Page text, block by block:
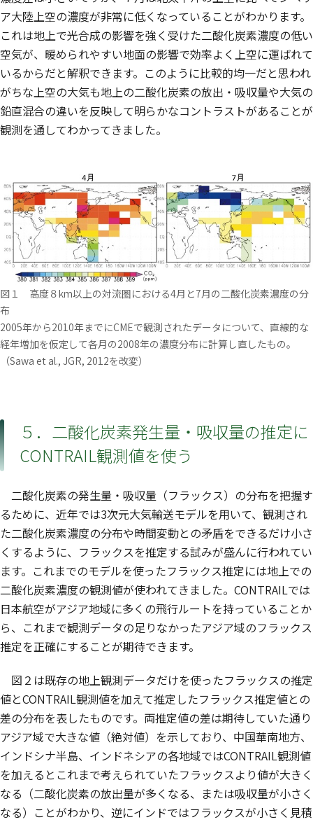
ア大陸上空の濃度が非常に低くなっていることがわかります。
これは地上で光合成の影響を強く受けた二酸化炭素濃度の低い
空気が、暖められやすい地面の影響で効率よく上空に運ばれて
いるからだと解釈できます。このように比較的均一だと思われ
がちな上空の大気も地上の二酸化炭素の放出・吸収量や大気の
鉛直混合の違いを反映して明らかなコントラストがあることが
観測を通してわかってきました。
図１ 高度８km以上の対流圏における4月と7月の二酸化炭素濃度の分
布
2005年から2010年までにCMEで観測されたデータについて、直線的な
経年増加を仮定して各月の2008年の濃度分布に計算し直したもの。
（Sawa et al., JGR, 2012を改変）
５．二酸化炭素発生量・吸収量の推定に
CONTRAIL観測値を使う
二酸化炭素の発生量・吸収量（フラックス）の分布を把握す
るために、近年では3次元大気輸送モデルを用いて、観測され
た二酸化炭素濃度の分布や時間変動との矛盾をできるだけ小さ
くするように、フラックスを推定する試みが盛んに行われてい
ます。これまでのモデルを使ったフラックス推定には地上での
二酸化炭素濃度の観測値が使われてきました。CONTRAILでは
日本航空がアジア地域に多くの飛行ルートを持っていることか
ら、これまで観測データの足りなかったアジア域のフラックス
推定を正確にすることが期待できます。
図２は既存の地上観測データだけを使ったフラックスの推定
値とCONTRAIL観測値を加えて推定したフラックス推定値との
差の分布を表したものです。両推定値の差は期待していた通り
アジア域で大きな値（絶対値）を示しており、中国華南地方、
インドシナ半島、インドネシアの各地域ではCONTRAIL観測値
を加えるとこれまで考えられていたフラックスより値が大きく
なる（二酸化炭素の放出量が多くなる、または吸収量が小さく
なる）ことがわかり、逆にインドではフラックスが小さく見積